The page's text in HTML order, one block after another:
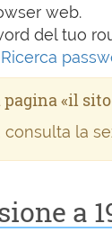
web.
del tuo
Ricerca
«il
la
a